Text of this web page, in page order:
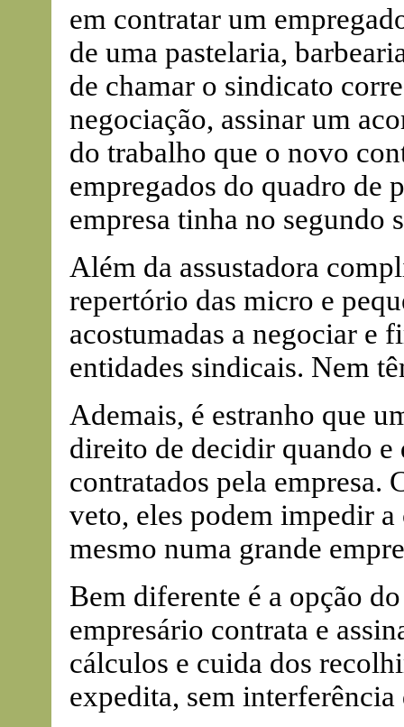
em contratar um
de uma pastelaria,
de chamar o sindicato
negociação, assinar um
do trabalho que o novo
empregados do quadro de
empresa tinha no segundo
Além da assustadora
repertório das micro e
acostumadas a negociar e
entidades sindicais. Nem
Ademais, é estranho que
direito de decidir quando e
contratados pela empresa.
veto, eles podem impedir a
mesmo numa grande
Bem diferente é a opção
empresário contrata e
cálculos e cuida dos
expedita, sem interferência